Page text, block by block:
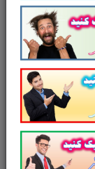
و دست
و دست